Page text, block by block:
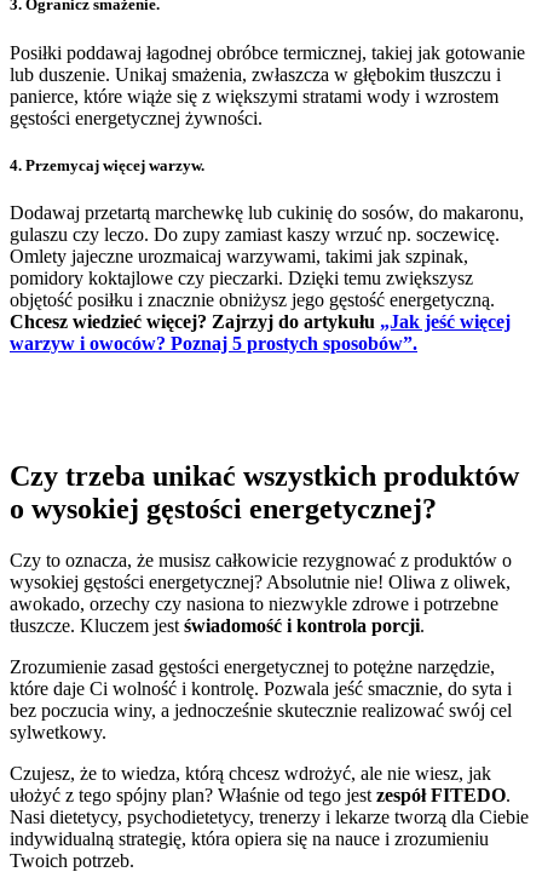
3. Ogranicz smażenie.
Posiłki poddawaj łagodnej obróbce termicznej, takiej jak gotowanie
lub duszenie. Unikaj smażenia, zwłaszcza w głębokim tłuszczu i
panierce, które wiąże się z większymi stratami wody i wzrostem
gęstości energetycznej żywności.
4. Przemycaj więcej warzyw.
Dodawaj przetartą marchewkę lub cukinię do sosów, do makaronu,
gulaszu czy leczo. Do zupy zamiast kaszy wrzuć np. soczewicę.
Omlety jajeczne urozmaicaj warzywami, takimi jak szpinak,
pomidory koktajlowe czy pieczarki. Dzięki temu zwiększysz
objętość posiłku i znacznie obniżysz jego gęstość energetyczną.
Chcesz wiedzieć więcej? Zajrzyj do artykułu „Jak jeść więcej
warzyw i owoców? Poznaj 5 prostych sposobów”.
Czy trzeba unikać wszystkich produktów
o wysokiej gęstości energetycznej?
Czy to oznacza, że musisz całkowicie rezygnować z produktów o
wysokiej gęstości energetycznej? Absolutnie nie! Oliwa z oliwek,
awokado, orzechy czy nasiona to niezwykle zdrowe i potrzebne
tłuszcze. Kluczem jest świadomość i kontrola porcji.
Zrozumienie zasad gęstości energetycznej to potężne narzędzie,
które daje Ci wolność i kontrolę. Pozwala jeść smacznie, do syta i
bez poczucia winy, a jednocześnie skutecznie realizować swój cel
sylwetkowy.
Czujesz, że to wiedza, którą chcesz wdrożyć, ale nie wiesz, jak
ułożyć z tego spójny plan? Właśnie od tego jest zespół FITEDO.
Nasi dietetycy, psychodietetycy, trenerzy i lekarze tworzą dla Ciebie
indywidualną strategię, która opiera się na nauce i zrozumieniu
Twoich potrzeb.